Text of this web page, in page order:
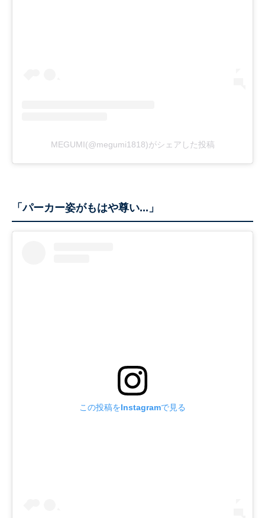
MEGUMI(@megumi1818)がシェアした投稿
「パーカー姿がもはや尊い...」
この投稿をInstagramで見る